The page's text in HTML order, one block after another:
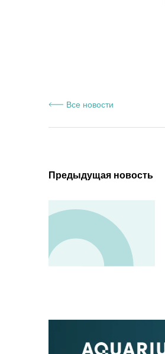
Все новости
Предыдущая новость